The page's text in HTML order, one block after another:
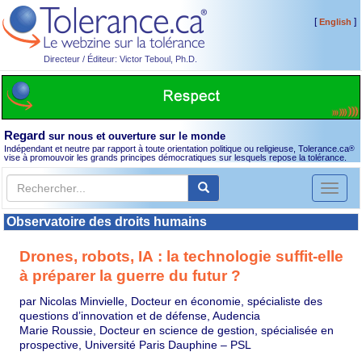
Directeur / Éditeur: Victor Teboul, Ph.D.
[English ]
Regard sur nous et ouverture sur le monde
Indépendant et neutre par rapport à toute orientation politique ou religieuse, Tolerance.ca®
vise à promouvoir les grands principes démocratiques sur lesquels repose la tolérance.
Toggle
Observatoire des droits humains
Drones, robots, IA : la technologie suffit-elle
à préparer la guerre du futur ?
par Nicolas Minvielle, Docteur en économie, spécialiste des
questions d’innovation et de défense, Audencia
Marie Roussie, Docteur en science de gestion, spécialisée en
prospective, Université Paris Dauphine – PSL